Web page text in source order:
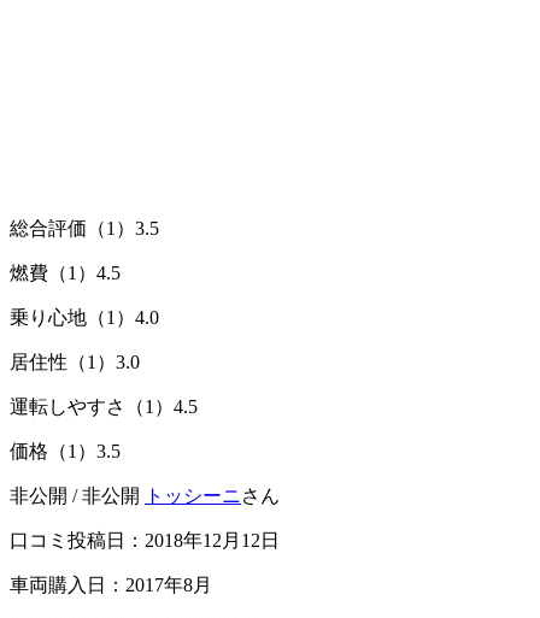
総合評価（1） 3.5
燃費（1） 4.5
乗り心地（1） 4.0
居住性（1） 3.0
運転しやすさ（1） 4.5
価格（1） 3.5
非公開 / 非公開 トッシーニさん
口コミ投稿日：2018年12月12日
車両購入日：2017年8月